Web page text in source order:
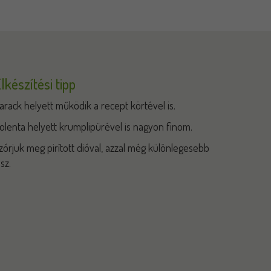
tipp
helyett működik a recept körtével is.
helyett krumplipürével is nagyon finom.
meg pirított dióval, azzal még különlegesebb